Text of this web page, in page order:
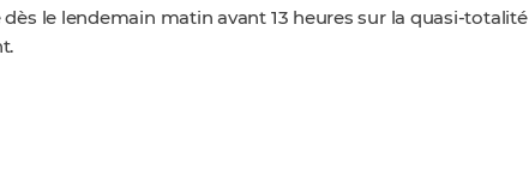
dès le lendemain matin avant 13 heures sur la quasi-totalité